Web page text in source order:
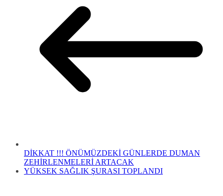
DİKKAT !!! ÖNÜMÜZDEKİ GÜNLERDE DUMAN
ZEHİRLENMELERİ ARTACAK
YÜKSEK SAĞLIK ŞURASI TOPLANDI